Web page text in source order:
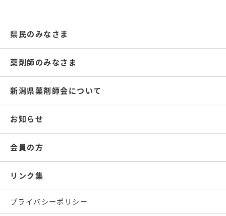
県民のみなさま
薬剤師のみなさま
新潟県薬剤師会について
お知らせ
会員の方
リンク集
プライバシーポリシー